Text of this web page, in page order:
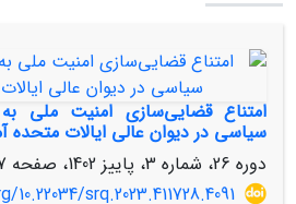
امتناع قضایی‌سازی امنیت ملی
سیاسی در دیوان عالی ایالات متحده
دوره 26، شماره 3، پاییز 1402، صفحه
srq.2023.411728.4091